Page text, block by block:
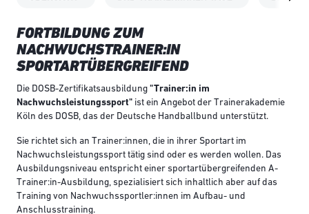
FORTBILDUNG ZUM
NACHWUCHSTRAINER:IN
SPORTARTÜBERGREIFEND
Die DOSB-Zertifikatsausbildung "Trainer:in im
Nachwuchsleistungssport" ist ein Angebot der Trainerakademie
Köln des DOSB, das der Deutsche Handballbund unterstützt.
Sie richtet sich an Trainer:innen, die in ihrer Sportart im
Nachwuchsleistungssport tätig sind oder es werden wollen. Das
Ausbildungsniveau entspricht einer sportartübergreifenden A-
Trainer:in-Ausbildung, spezialisiert sich inhaltlich aber auf das
Training von Nachwuchssportler:innen im Aufbau- und
Anschlusstraining.